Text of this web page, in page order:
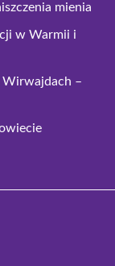
mienia
w Warmii i
Wirwajdach –